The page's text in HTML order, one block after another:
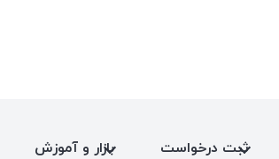
ثبت درخواست بازار و آموزش